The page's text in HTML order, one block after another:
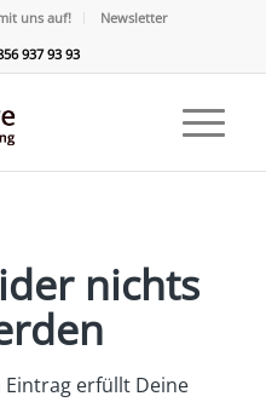
uns auf!
Newsletter
937 93 93
nichts
erfüllt Deine